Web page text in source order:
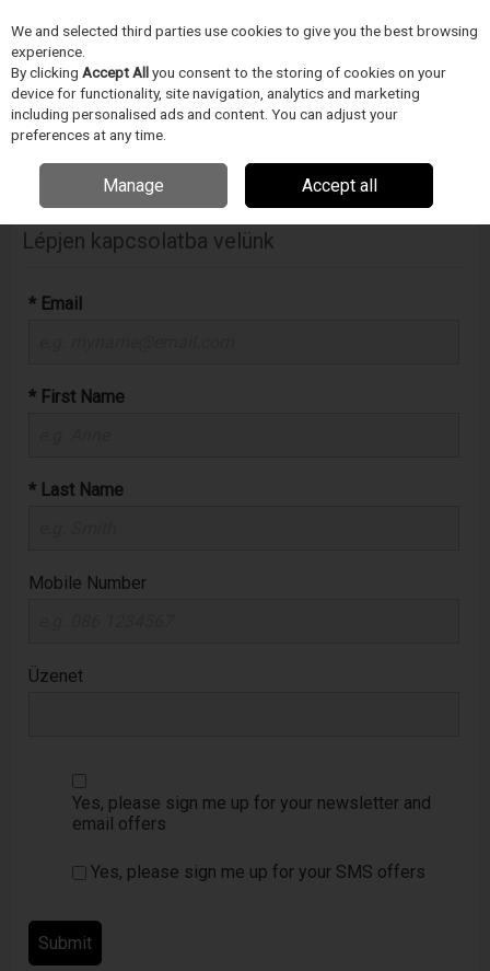
Skip to content
Menu
Home VEVŐSZOLGÁLAT
More in this section
Lépjen kapcsolatba velünk
* Email
* First Name
* Last Name
Mobile Number
Üzenet
Yes, please sign me up for your newsletter and
email offers
Yes, please sign me up for your SMS offers
We and selected third parties use cookies to give you the best browsing
experience.
By clicking Accept Allyou consent to the storing of cookies on your
device for functionality, site navigation, analytics and marketing
including personalised ads and content. You can adjust your
preferences at any time.
Manage Accept all